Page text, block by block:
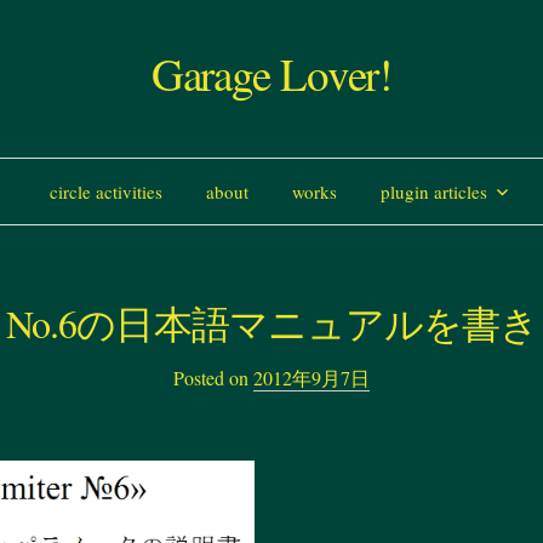
Garage Lover!
テ
ン
circle activities about works plugin articles
の日本語マニュアルを書
Posted on 2012年9月7日